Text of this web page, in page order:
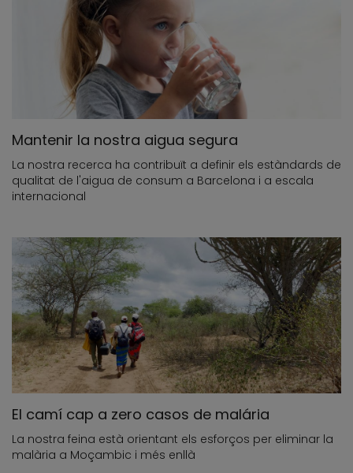
Mantenir la nostra aigua segura
La nostra recerca ha contribuït a definir els estàndards de
qualitat de l'aigua de consum a Barcelona i a escala
internacional
El camí cap a zero casos de malária
La nostra feina està orientant els esforços per eliminar la
malària a Moçambic i més enllà